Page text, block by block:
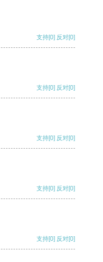
支持[0] 反对[0]
支持[0] 反对[0]
支持[0] 反对[0]
支持[0] 反对[0]
支持[0] 反对[0]